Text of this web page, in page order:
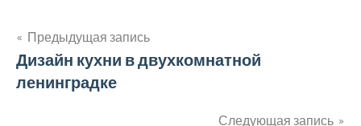
Навигация
по
Предыдущая запись
Дизайн кухни в двухкомнатной
ленинградке
Следующая запись